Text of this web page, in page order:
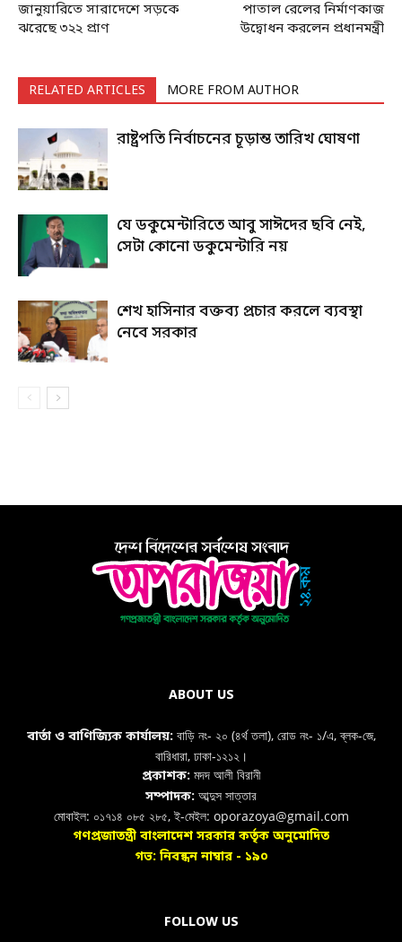
জানুয়ারিতে সারাদেশে সড়কে
ঝরেছে ৩২২ প্রাণ
পাতাল রেলের নির্মাণকাজ
উদ্বোধন করলেন প্রধানমন্ত্রী
RELATED ARTICLES MORE FROM AUTHOR
রাষ্ট্রপতি নির্বাচনের চূড়ান্ত তারিখ ঘোষণা
যে ডকুমেন্টারিতে আবু সাঈদের ছবি নেই,
সেটা কোনো ডকুমেন্টারি নয়
শেখ হাসিনার বক্তব্য প্রচার করলে ব্যবস্থা
নেবে সরকার
ABOUT US
বার্তা ও বাণিজ্যিক কার্যালয়: বাড়ি নং- ২০ (৪র্থ তলা), রোড নং- ১/এ, ব্লক-জে,
বারিধারা, ঢাকা-১২১২।
প্রকাশক:মদদ আলী বিরানী
সম্পাদক: আব্দুস সাত্তার
মোবাইল: ০১৭১৪ ০৮৫ ২৮৫, ই-মেইল: oporazoya@gmail.com
গণপ্রজাতন্ত্রী বাংলাদেশ সরকার কর্তৃক অনুমোদিত
গভ: নিবন্ধন নাম্বার - ১৯০
FOLLOW US